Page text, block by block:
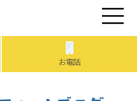
お電話